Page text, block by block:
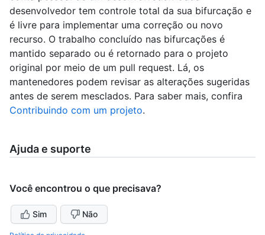
desenvolvedor tem controle total da sua bifurcação e
é livre para implementar uma correção ou novo
recurso. O trabalho concluído nas bifurcações é
mantido separado ou é retornado para o projeto
original por meio de um pull request. Lá, os
mantenedores podem revisar as alterações sugeridas
antes de serem mesclados. Para saber mais, confira
Contribuindo com um projeto.
Ajuda e suporte
Você encontrou o que precisava?
Sim Não